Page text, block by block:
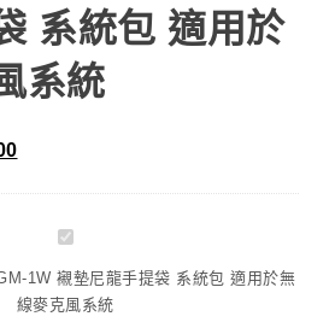
系統包 適用於
系統
【Gator】
1W
襯
1W 襯墊尼龍手提袋 系統包 適用於無
線麥克風系統